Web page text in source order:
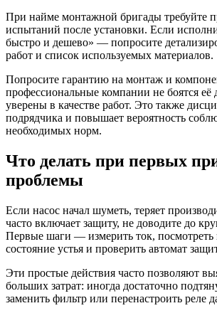
При найме монтажной бригады требуйте
испытаний после установки. Если
быстро и дешево» — попросите
работ и список используемых материалов.
Попросите гарантию на монтаж и
профессиональные компании не боятся её
уверены в качестве работ. Это также
подрядчика и повышает вероятность
необходимых норм.
Что делать при первых
проблемы
Если насос начал шуметь, теряет
часто включает защиту, не доводите до
Первые шаги — измерить ток, посмотреть
состояние устья и проверить автомат
Эти простые действия часто позволяют
больших затрат: иногда достаточно
заменить фильтр или перенастроить реле